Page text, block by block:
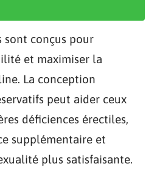
sont conçus pour
et maximiser la
La conception
peut aider ceux
déficiences érectiles,
supplémentaire et
plus satisfaisante.